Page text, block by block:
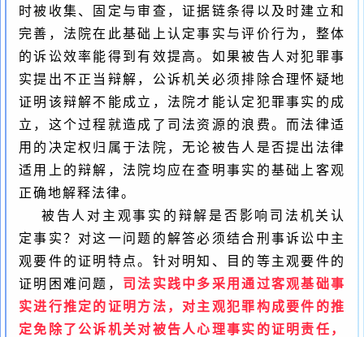
时被收集、固定与审查，证据链条得以及时建立和
完善，法院在此基础上认定事实与评价行为，整体
的诉讼效率能得到有效提高。如果被告人对犯罪事
实提出不正当辩解，公诉机关必须排除合理怀疑地
证明该辩解不能成立，法院才能认定犯罪事实的成
立，这个过程就造成了司法资源的浪费。而法律适
用的决定权归属于法院，无论被告人是否提出法律
适用上的辩解，法院均应在查明事实的基础上客观
正确地解释法律。
被告人对主观事实的辩解是否影响司法机关认
定事实？对这一问题的解答必须结合刑事诉讼中主
观要件的证明特点。针对明知、目的等主观要件的
证明困难问题， 司法实践中多采用通过客观基础事
实进行推定的证明方法，对主观犯罪构成要件的推
定免除了公诉机关对被告人心理事实的证明责任，